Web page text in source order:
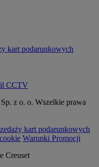
kart podarunkowych
CCTV
z o. o. Wszelkie prawa
kart podarunkowych
Warunki Promocji
Creuset